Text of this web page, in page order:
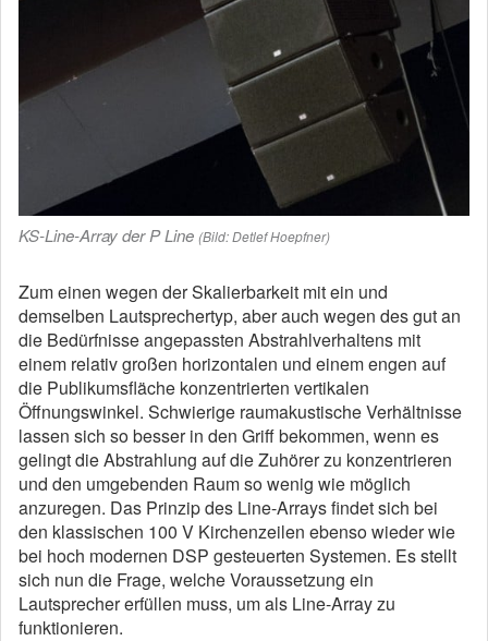
KS-Line-Array der P Line (Bild: Detlef Hoepfner)
Zum einen wegen der Skalierbarkeit mit ein und
demselben Lautsprechertyp, aber auch wegen des gut an
die Bedürfnisse angepassten Abstrahlverhaltens mit
einem relativ großen horizontalen und einem engen auf
die Publikumsfläche konzentrierten vertikalen
Öffnungswinkel. Schwierige raumakustische Verhältnisse
lassen sich so besser in den Griff bekommen, wenn es
gelingt die Abstrahlung auf die Zuhörer zu konzentrieren
und den umgebenden Raum so wenig wie möglich
anzuregen. Das Prinzip des Line-Arrays findet sich bei
den klassischen 100 V Kirchenzeilen ebenso wieder wie
bei hoch modernen DSP gesteuerten Systemen. Es stellt
sich nun die Frage, welche Voraussetzung ein
Lautsprecher erfüllen muss, um als Line-Array zu
funktionieren.